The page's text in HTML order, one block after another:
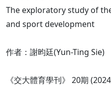
The exploratory study of
and sport development
作者：謝昀廷(Yun-Ting Sie)
《交大體育學刊》 20期